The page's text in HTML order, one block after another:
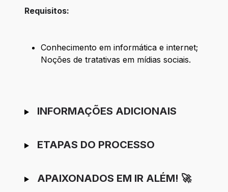
Requisitos:
Conhecimento em informática e internet;
Noções de tratativas em mídias sociais.
INFORMAÇÕES ADICIONAIS
ETAPAS DO PROCESSO
APAIXONADOS EM IR ALÉM! 🚀